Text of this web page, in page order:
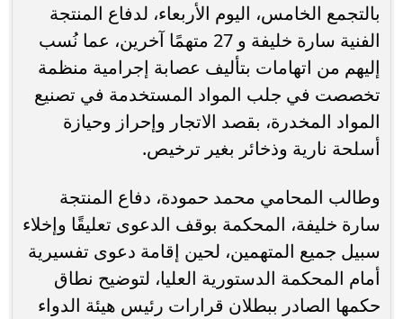
بالتجمع الخامس، اليوم الأربعاء، لدفاع المنتجة
الفنية سارة خليفة و 27 متهمًا آخرين، عما نُسب
إليهم من اتهامات بتأليف عصابة إجرامية منظمة
تخصصت في جلب المواد المستخدمة في تصنيع
المواد المخدرة، بقصد الاتجار وإحراز وحيازة
أسلحة نارية وذخائر بغير ترخيص.
وطالب المحامي محمد حمودة، دفاع المنتجة
سارة خليفة، المحكمة بوقف الدعوى تعليقًا وإخلاء
سبيل جميع المتهمين، لحين إقامة دعوى تفسيرية
أمام المحكمة الدستورية العليا، لتوضيح نطاق
حكمها الصادر ببطلان قرارات رئيس هيئة الدواء